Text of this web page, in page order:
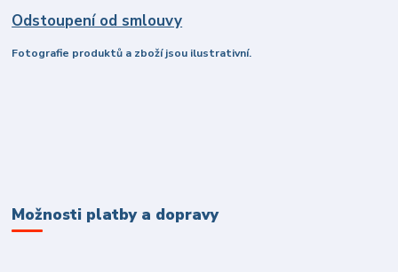
Odstoupení od smlouvy
Fotografie produktů a zboží jsou ilustrativní.
Možnosti platby a dopravy